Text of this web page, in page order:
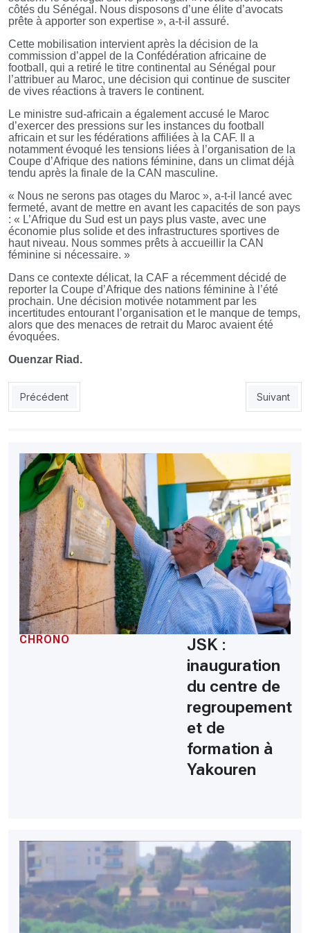
côtés du Sénégal. Nous disposons d’une élite d’avocats
prête à apporter son expertise », a-t-il assuré.
Cette mobilisation intervient après la décision de la
commission d’appel de la Confédération africaine de
football, qui a retiré le titre continental au Sénégal pour
l’attribuer au Maroc, une décision qui continue de susciter
de vives réactions à travers le continent.
Le ministre sud-africain a également accusé le Maroc
d’exercer des pressions sur les instances du football
africain et sur les fédérations affiliées à la CAF. Il a
notamment évoqué les tensions liées à l’organisation de la
Coupe d’Afrique des nations féminine, dans un climat déjà
tendu après la finale de la CAN masculine.
« Nous ne serons pas otages du Maroc », a-t-il lancé avec
fermeté, avant de mettre en avant les capacités de son pays
: « L’Afrique du Sud est un pays plus vaste, avec une
économie plus solide et des infrastructures sportives de
haut niveau. Nous sommes prêts à accueillir la CAN
féminine si nécessaire. »
Dans ce contexte délicat, la CAF a récemment décidé de
reporter la Coupe d’Afrique des nations féminine à l’été
prochain. Une décision motivée notamment par les
incertitudes entourant l’organisation et le manque de temps,
alors que des menaces de retrait du Maroc avaient été
évoquées.
Ouenzar Riad.
Article précédent : JSK: Rabah Bensafi pour redresser la barre
Précédent Article
Suivant
CHRONO
JSK :
inauguration
du centre de
regroupement
et de
formation à
Yakouren